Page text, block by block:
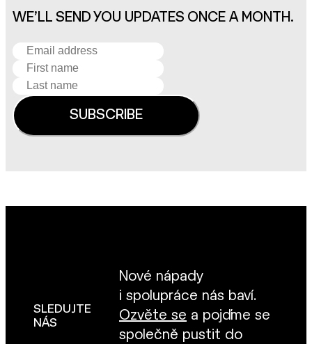
WE’LL SEND YOU UPDATES ONCE A MONTH.
SLEDUJTE
NÁS
Nové nápady
i spolupráce nás baví.
Ozvěte se a pojďme se
společně pustit do